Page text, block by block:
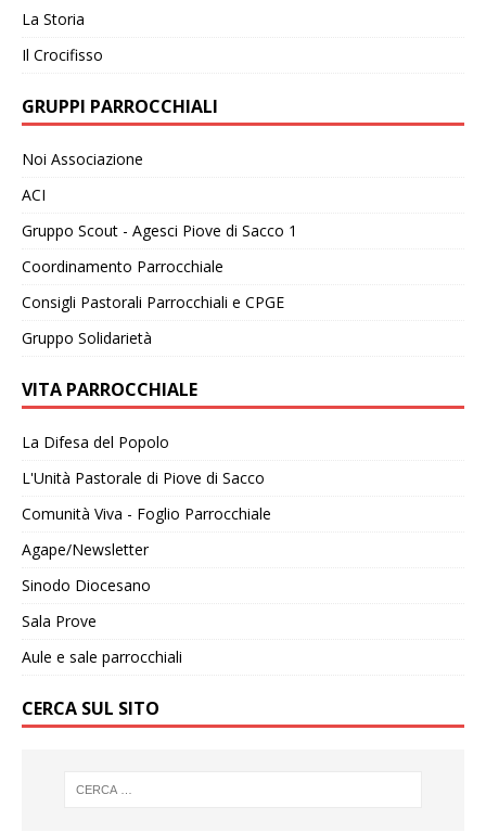
La Storia
Il Crocifisso
GRUPPI PARROCCHIALI
Noi Associazione
ACI
Gruppo Scout - Agesci Piove di Sacco 1
Coordinamento Parrocchiale
Consigli Pastorali Parrocchiali e CPGE
Gruppo Solidarietà
VITA PARROCCHIALE
La Difesa del Popolo
L'Unità Pastorale di Piove di Sacco
Comunità Viva - Foglio Parrocchiale
Agape/Newsletter
Sinodo Diocesano
Sala Prove
Aule e sale parrocchiali
CERCA SUL SITO